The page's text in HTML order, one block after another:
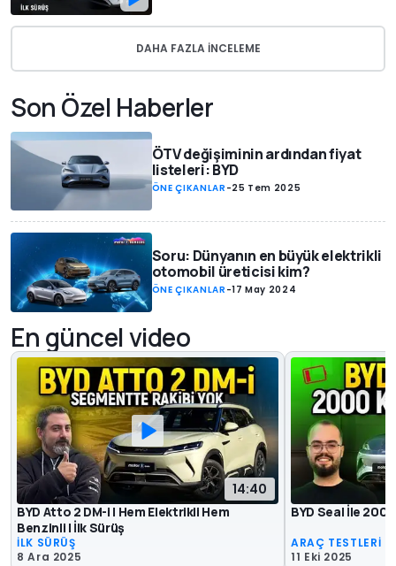
DAHA FAZLA INCELEME
Son Özel Haberler
ÖTV değişiminin ardından fiyat
listeleri: BYD
ÖNE ÇIKANLAR -25 Tem 2025
Soru: Dünyanın en büyük elektrikli
otomobil üreticisi kim?
ÖNE ÇIKANLAR -17 May 2024
En güncel video
14:40
BYD Atto 2 DM-i | Hem Elektrikli Hem
Benzinli | İlk Sürüş
İLK SÜRÜŞ
8 Ara 2025
BYD Seal İle
ARAÇ TESTLERİ
11 Eki 2025